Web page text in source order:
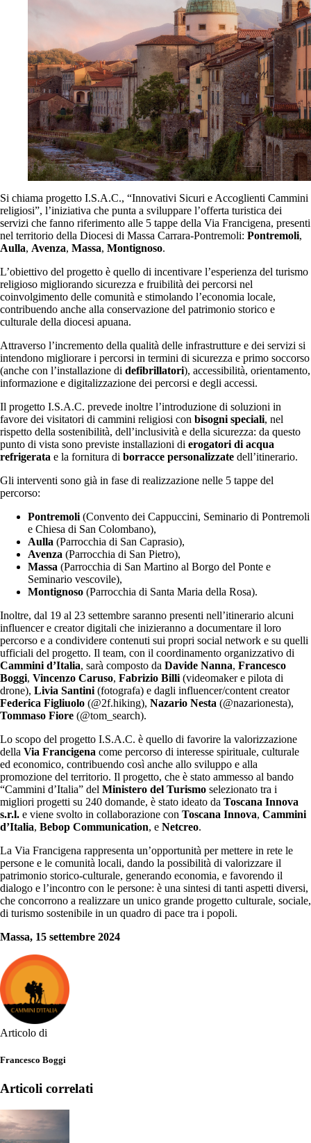
Si chiama progetto I.S.A.C., “Innovativi Sicuri e Accoglienti Cammini
religiosi”, l’iniziativa che punta a sviluppare l’offerta turistica dei
servizi che fanno riferimento alle 5 tappe della Via Francigena, presenti
nel territorio della Diocesi di Massa Carrara-Pontremoli: Pontremoli,
Aulla, Avenza, Massa, Montignoso.
L’obiettivo del progetto è quello di incentivare l’esperienza del turismo
religioso migliorando sicurezza e fruibilità dei percorsi nel
coinvolgimento delle comunità e stimolando l’economia locale,
contribuendo anche alla conservazione del patrimonio storico e
culturale della diocesi apuana.
Attraverso l’incremento della qualità delle infrastrutture e dei servizi si
intendono migliorare i percorsi in termini di sicurezza e primo soccorso
(anche con l’installazione di defibrillatori), accessibilità, orientamento,
informazione e digitalizzazione dei percorsi e degli accessi.
Il progetto I.S.A.C. prevede inoltre l’introduzione di soluzioni in
favore dei visitatori di cammini religiosi con bisogni speciali, nel
rispetto della sostenibilità, dell’inclusività e della sicurezza: da questo
punto di vista sono previste installazioni di erogatori di acqua
refrigerata e la fornitura di borracce personalizzate dell’itinerario.
Gli interventi sono già in fase di realizzazione nelle 5 tappe del
percorso:
Pontremoli (Convento dei Cappuccini, Seminario di Pontremoli
e Chiesa di San Colombano),
Aulla (Parrocchia di San Caprasio),
Avenza (Parrocchia di San Pietro),
Massa (Parrocchia di San Martino al Borgo del Ponte e
Seminario vescovile),
Montignoso (Parrocchia di Santa Maria della Rosa).
Inoltre, dal 19 al 23 settembre saranno presenti nell’itinerario alcuni
influencer e creator digitali che inizieranno a documentare il loro
percorso e a condividere contenuti sui propri social network e su quelli
ufficiali del progetto. Il team, con il coordinamento organizzativo di
Cammini d’Italia, sarà composto da Davide Nanna, Francesco
Boggi, Vincenzo Caruso, Fabrizio Billi (videomaker e pilota di
drone), Livia Santini (fotografa) e dagli influencer/content creator
Federica Figliuolo (@2f.hiking), Nazario Nesta (@nazarionesta),
Tommaso Fiore (@tom_search).
Lo scopo del progetto I.S.A.C. è quello di favorire la valorizzazione
della Via Francigena come percorso di interesse spirituale, culturale
ed economico, contribuendo così anche allo sviluppo e alla
promozione del territorio. Il progetto, che è stato ammesso al bando
“Cammini d’Italia” del Ministero del Turismo selezionato tra i
migliori progetti su 240 domande, è stato ideato da Toscana Innova
s.r.l. e viene svolto in collaborazione con Toscana Innova, Cammini
d’Italia, Bebop Communication, e Netcreo.
La Via Francigena rappresenta un’opportunità per mettere in rete le
persone e le comunità locali, dando la possibilità di valorizzare il
patrimonio storico-culturale, generando economia, e favorendo il
dialogo e l’incontro con le persone: è una sintesi di tanti aspetti diversi,
che concorrono a realizzare un unico grande progetto culturale, sociale,
di turismo sostenibile in un quadro di pace tra i popoli.
Massa, 15 settembre 2024
Articolo di
Francesco Boggi
Articoli correlati